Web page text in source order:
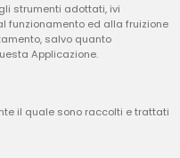
strumenti adottati, ivi
funzionamento ed alla fruizione
salvo quanto
Applicazione.
il quale sono raccolti e trattati